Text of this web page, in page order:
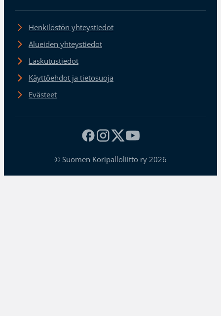
Henkilöstön yhteystiedot
Alueiden yhteystiedot
Laskutustiedot
Käyttöehdot ja tietosuoja
Evästeet
© Suomen Koripalloliitto ry 2026